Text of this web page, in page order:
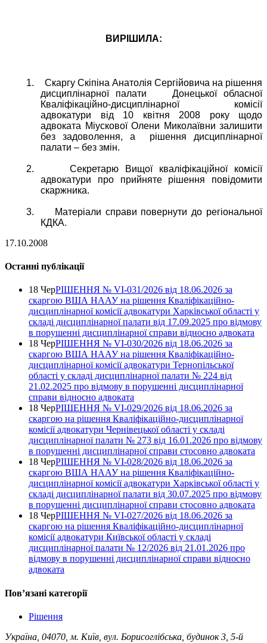
ВИРІШИЛА:
1.
Скаргу Скіпіна Анатолія Сергійовича на рішення
дисциплінарної палати
Донецької обласної
Кваліфікаційно-дисциплінарної комісії
адвокатури від 10 квітня 2008 року щодо
адвоката Міускової Олени Миколаївни залишити
без задоволення, а
рішення дисциплінарної
палати – без змін.
2.
Секретарю Вищої кваліфікаційної комісії
адвокатури про прийняте рішення повідомити
скаржника.
3.
Матеріали справи повернути до регіональної
КДКА.
17.10.2008
Останні публікації
18 ЧерРІШЕННЯ № VІ-031/2026 від 18.06.2026 за
скаргою ВША НААУ на рішення Кваліфікаційно-
дисциплінарної комісії адвокатури Харківської області у
складі дисциплінарної палати від 17.09.2025 про відмову
в порушенні дисциплінарної справи відносно адвоката
18 ЧерРІШЕННЯ № VІ-030/2026 від 18.06.2026 за
скаргою ВША НААУ на рішення Кваліфікаційно-
дисциплінарної комісії адвокатури Тернопільської
області у складі дисциплінарної палати № 224 від
21.02.2025 про відмову в порушенні дисциплінарної
справи відносно адвоката
18 ЧерРІШЕННЯ № VІ-029/2026 від 18.06.2026 за
скаргою на рішення Кваліфікаційно-дисциплінарної
комісії адвокатури Чернівецької області у складі
дисциплінарної палати № 273 від 16.01.2026 про відмову
в порушенні дисциплінарної справи стосовно адвоката
18 ЧерРІШЕННЯ № VІ-028/2026 від 18.06.2026 за
скаргою ВША НААУ на рішення Кваліфікаційно-
дисциплінарної комісії адвокатури Харківської області у
складі дисциплінарної палати від 30.07.2025 про відмову
в порушенні дисциплінарної справи стосовно адвоката
18 ЧерРІШЕННЯ № VІ-027/2026 від 18.06.2026 за
скаргою на рішення Кваліфікаційно-дисциплінарної
комісії адвокатури Київської області у складі
дисциплінарної палати № 12/2026 від 21.01.2026 про
відмову в порушенні дисциплінарної справи відносно
адвоката
Повʼязані категорії
Рішення
Україна, 04070, м. Київ, вул. Борисоглібська, будинок 3, 5-й